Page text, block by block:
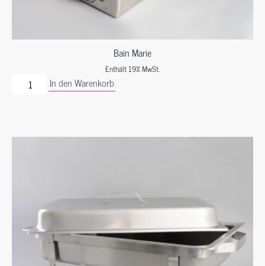
Bain Marie
Enthält 19% MwSt.
In den Warenkorb